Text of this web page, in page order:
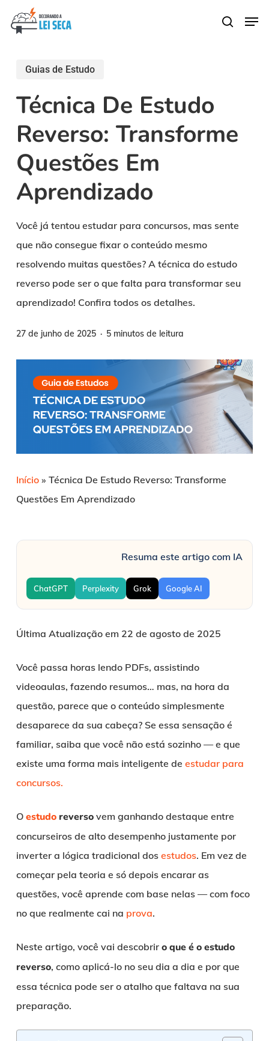
content
search
Guias de Estudo
Técnica De Estudo
Reverso: Transforme
Questões Em
Aprendizado
Você já tentou estudar para concursos, mas sente
que não consegue fixar o conteúdo mesmo
resolvendo muitas questões? A técnica do estudo
reverso pode ser o que falta para transformar seu
aprendizado! Confira todos os detalhes.
27 de junho de 2025 5 minutos de leitura
Início» Técnica De Estudo Reverso: Transforme
Questões Em Aprendizado
Resuma este artigo com IA
ChatGPT Perplexity Grok Google AI
Última Atualização em 22 de agosto de 2025
Você passa horas lendo PDFs, assistindo
videoaulas, fazendo resumos… mas, na hora da
questão, parece que o conteúdo simplesmente
desaparece da sua cabeça? Se essa sensação é
familiar, saiba que você não está sozinho — e que
existe uma forma mais inteligente de estudar para
concursos.
O estudoreversovem ganhando destaque entre
concurseiros de alto desempenho justamente por
inverter a lógica tradicional dos estudos. Em vez de
começar pela teoria e só depois encarar as
questões, você aprende com base nelas — com foco
no que realmente cai na prova.
Neste artigo, você vai descobrir o que é o estudo
reverso, como aplicá-lo no seu dia a dia e por que
essa técnica pode ser o atalho que faltava na sua
preparação.